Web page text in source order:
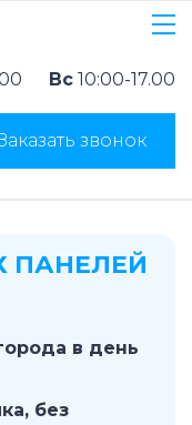
Вс 10:00-17.00
звонок
ПАНЕЛЕЙ
в день
без